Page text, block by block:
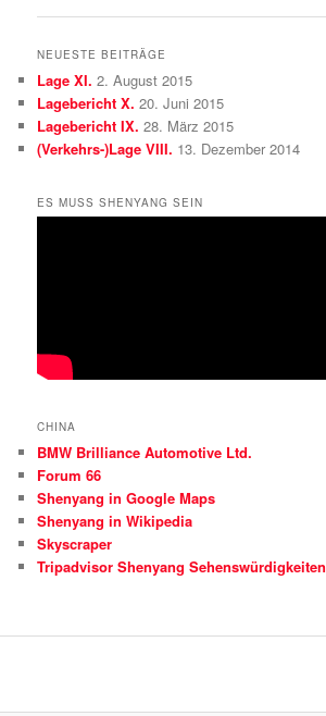
NEUESTE BEITRÄGE
Lage XI. 2. August 2015
Lagebericht X. 20. Juni 2015
Lagebericht IX. 28. März 2015
(Verkehrs-)Lage VIII. 13. Dezember 2014
ES MUSS SHENYANG SEIN
CHINA
BMW Brilliance Automotive Ltd.
Forum 66
Shenyang in Google Maps
Shenyang in Wikipedia
Skyscraper
Tripadvisor Shenyang Sehenswürdigkeiten